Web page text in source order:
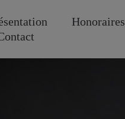
Honoraires